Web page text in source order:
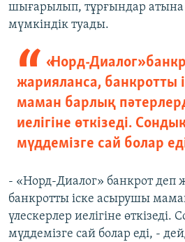
шығарылып, тұрғындар атына
мүмкіндік туады.
«Норд-Диалог»
жарияланса, банкротты
маман барлық
иелігіне өткізеді.
мүддемізге сай болар
- «Норд-Диалог» банкрот деп
банкротты іске асырушы
үлескерлер иелігіне өткізеді.
мүддемізге сай болар еді, -